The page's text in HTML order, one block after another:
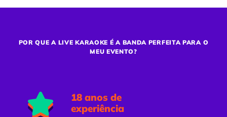
POR QUE A LIVE KARAOKE É A BANDA PERFEITA PARA O
MEU EVENTO?
18 anos de
experiência